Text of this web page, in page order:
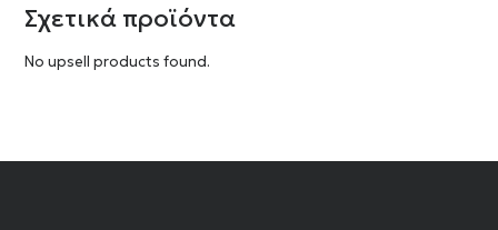
Σχετικά προϊόντα
No upsell products found.